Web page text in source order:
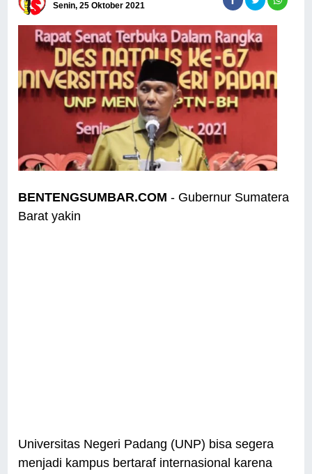
Senin, 25 Oktober 2021
BENTENGSUMBAR.COM - Gubernur Sumatera
Barat yakin
Universitas Negeri Padang (UNP) bisa segera
menjadi kampus bertaraf internasional karena